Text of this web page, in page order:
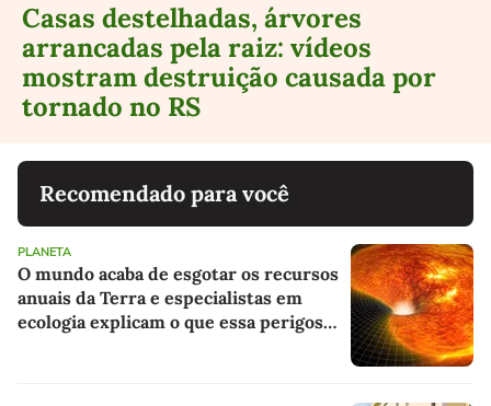
Casas destelhadas, árvores
arrancadas pela raiz: vídeos
mostram destruição causada por
tornado no RS
Recomendado para você
PLANETA
O mundo acaba de esgotar os recursos
anuais da Terra e especialistas em
ecologia explicam o que essa perigosa